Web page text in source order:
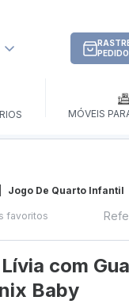
PEDIDO
MÓVEIS
Jogo De Quarto Infantil
favoritos
com
Baby